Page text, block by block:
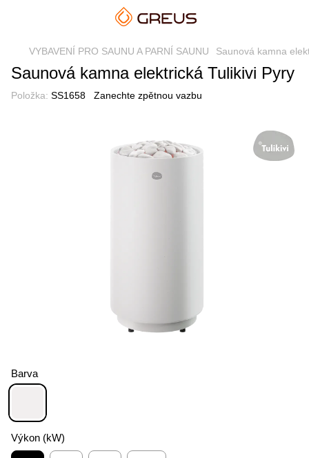
VYBAVENÍ PRO SAUNU A PARNÍ SAUNU Saunová kamna
Saunová kamna elektrická Tulikivi Pyry
Položka: SS1658 Zanechte zpětnou vazbu
Barva
Výkon (kW)